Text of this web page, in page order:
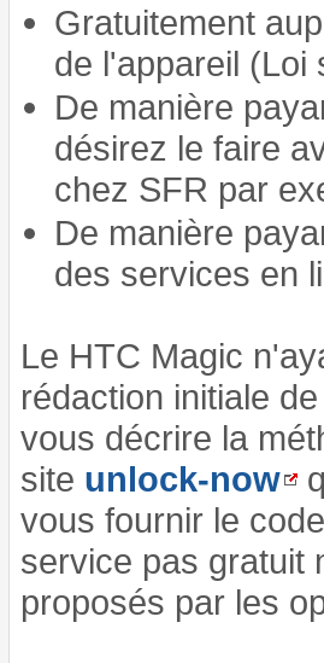
Gratuitement
de l'appareil (Loi
De manière
désirez le faire
chez SFR par
De manière
des services en
Le HTC Magic
rédaction initiale
vous décrire la
site unlock-now
vous fournir le
service pas gratuit
proposés par les